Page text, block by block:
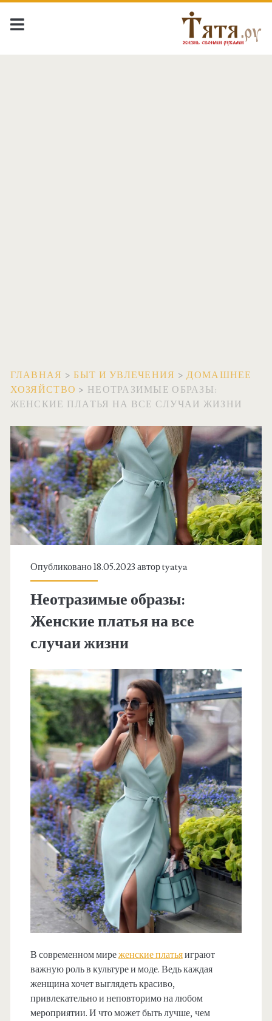
ГЛАВНАЯ >БЫТ И УВЛЕЧЕНИЯ >ДОМАШНЕЕ
ХОЗЯЙСТВО > НЕОТРАЗИМЫЕ ОБРАЗЫ:
ЖЕНСКИЕ ПЛАТЬЯ НА ВСЕ СЛУЧАИ ЖИЗНИ
Опубликовано 18.05.2023 авторtyatya
Неотразимые образы:
Женские платья на все
случаи жизни
В современном миреженские платьяиграют
важную роль в культуре и моде. Ведь каждая
женщина хочет выглядеть красиво,
привлекательно и неповторимо на любом
мероприятии. И что может быть лучше, чем